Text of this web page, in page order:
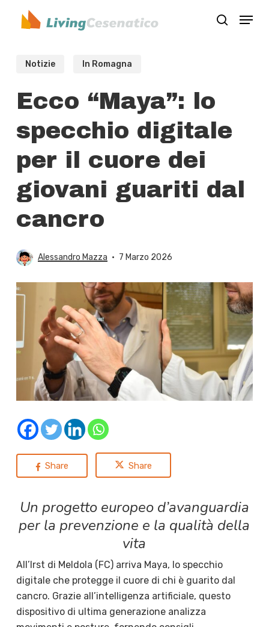
search
Menu
Notizie In Romagna
Ecco “Maya”: lo
specchio digitale
per il cuore dei
giovani guariti dal
cancro
Alessandro Mazza 7 Marzo 2026
Share Share
Un progetto europeo d’avanguardia
per la prevenzione e la qualità della
vita
All’Irst di Meldola (FC) arriva Maya, lo specchio
digitale che protegge il cuore di chi è guarito dal
cancro. Grazie all’intelligenza artificiale, questo
dispositivo di ultima generazione analizza